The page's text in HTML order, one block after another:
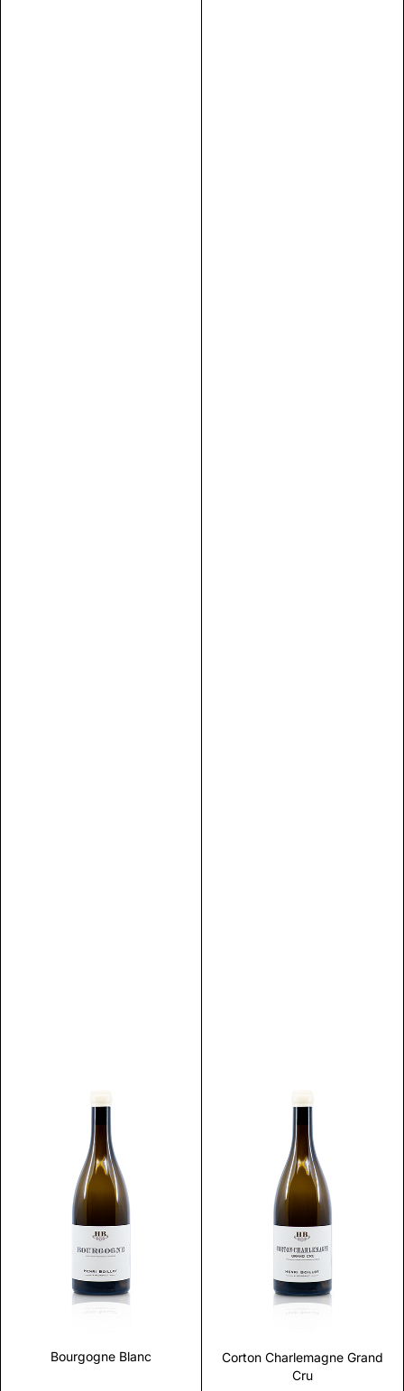
Bourgogne Blanc
Scopri
Corton Charlemagne Grand
Cru
Scopri